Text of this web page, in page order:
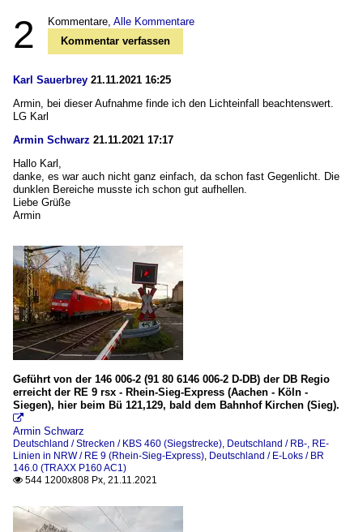
2 Kommentare, Alle Kommentare
Kommentar verfassen
Karl Sauerbrey 21.11.2021 16:25
Armin, bei dieser Aufnahme finde ich den Lichteinfall beachtenswert.
LG Karl
Armin Schwarz 21.11.2021 17:17
Hallo Karl,
danke, es war auch nicht ganz einfach, da schon fast Gegenlicht. Die
dunklen Bereiche musste ich schon gut aufhellen.
Liebe Grüße
Armin
Geführt von der 146 006-2 (91 80 6146 006-2 D-DB) der DB Regio
erreicht der RE 9 rsx - Rhein-Sieg-Express (Aachen - Köln -
Siegen), hier beim Bü 121,129, bald dem Bahnhof Kirchen (Sieg).

Armin Schwarz
Deutschland / Strecken / KBS 460 (Siegstrecke) Deutschland / RB-, RE-
Linien in NRW / RE 9 (Rhein-Sieg-Express) Deutschland / E-Loks / BR
146.0 (TRAXX P160 AC1)
 544 1200x808 Px, 21.11.2021